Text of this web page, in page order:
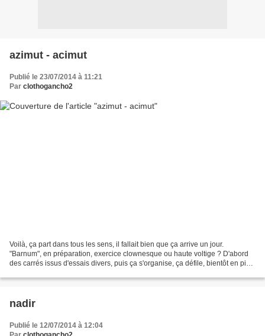
azimut - acimut
Publié le 23/07/2014 à 11:21
Par clothogancho2
Voilà, ça part dans tous les sens, il fallait bien que ça arrive un jour.
"Barnum", en préparation, exercice clownesque ou haute voltige ? D'abord
des carrés issus d'essais divers, puis ça s'organise, ça défile, bientôt en piste
nadir
Publié le 12/07/2014 à 12:04